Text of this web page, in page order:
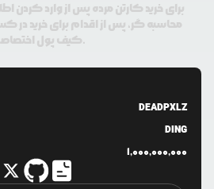
برای خرید کارتن مرده پس از وارد کردن
محاسبه گر، پس از اقدام برای خرید در
کیف پول اختصاصی شما قابل مشاهده میباشد.
DEADPXLZ
DING
1,000,000,000